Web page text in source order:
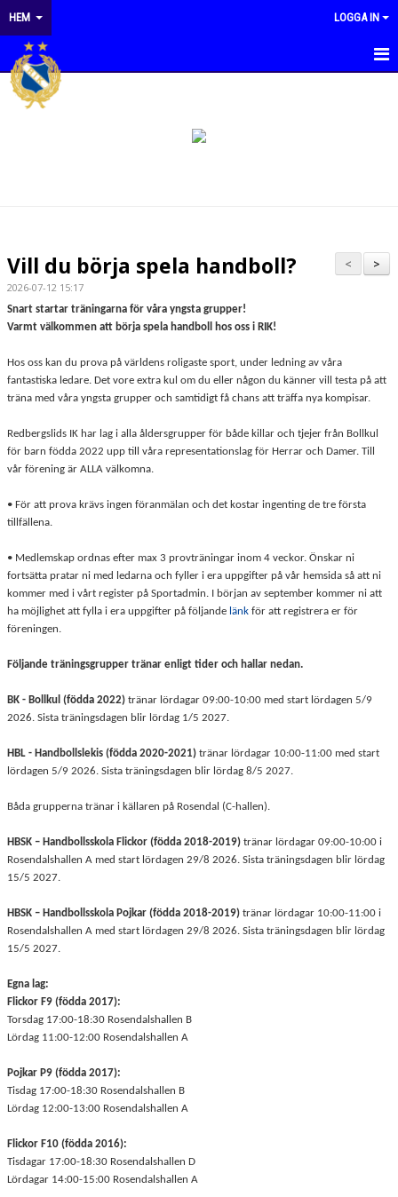
HEM LOGGA IN
HEM
KONTAKT
DOKUMENT
KLUBBSHOP REDBERGSLIDS IK
>
<
Vill du börja spela handboll?
2026-07-12 15:17
Snart startar träningarna för våra yngsta grupper!
Varmt välkommen att börja spela handboll hos oss i RIK!
Hos oss kan du prova på världens roligaste sport, under ledning av våra
fantastiska ledare. Det vore extra kul om du eller någon du känner vill testa på att
träna med våra yngsta grupper och samtidigt få chans att träffa nya kompisar.
Redbergslids IK har lag i alla åldersgrupper för både killar och tjejer från Bollkul
för barn födda 2022 upp till våra representationslag för Herrar och Damer. Till
vår förening är ALLA välkomna.
• För att prova krävs ingen föranmälan och det kostar ingenting de tre första
tillfällena.
• Medlemskap ordnas efter max 3 provträningar inom 4 veckor. Önskar ni
fortsätta pratar ni med ledarna och fyller i era uppgifter på vår hemsida så att ni
kommer med i vårt register på Sportadmin. I början av september kommer ni att
ha möjlighet att fylla i era uppgifter på följande länk för att registrera er för
föreningen.
Följande träningsgrupper tränar enligt tider och hallar nedan.
BK - Bollkul (födda 2022) tränar lördagar 09:00-10:00 med start lördagen 5/9
2026. Sista träningsdagen blir lördag 1/5 2027.
HBL - Handbollslekis (födda 2020-2021) tränar lördagar 10:00-11:00 med start
lördagen 5/9 2026. Sista träningsdagen blir lördag 8/5 2027.
Båda grupperna tränar i källaren på Rosendal (C-hallen).
HBSK – Handbollsskola Flickor (födda 2018-2019) tränar lördagar 09:00-10:00 i
Rosendalshallen A med start lördagen 29/8 2026. Sista träningsdagen blir lördag
15/5 2027.
HBSK – Handbollsskola Pojkar (födda 2018-2019) tränar lördagar 10:00-11:00 i
Rosendalshallen A med start lördagen 29/8 2026. Sista träningsdagen blir lördag
15/5 2027.
Egna lag:
Flickor F9 (födda 2017):
Torsdag 17:00-18:30 Rosendalshallen B
Lördag 11:00-12:00 Rosendalshallen A
Pojkar P9 (födda 2017):
Tisdag 17:00-18:30 Rosendalshallen B
Lördag 12:00-13:00 Rosendalshallen A
Flickor F10 (födda 2016):
Tisdagar 17:00-18:30 Rosendalshallen D
Lördagar 14:00-15:00 Rosendalshallen A